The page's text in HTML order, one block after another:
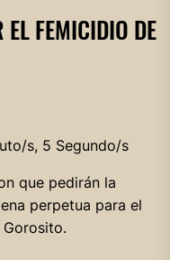
FEMICIDIO DE
s, 5 Segundo/s
que pedirán la
perpetua para el
Gorosito.